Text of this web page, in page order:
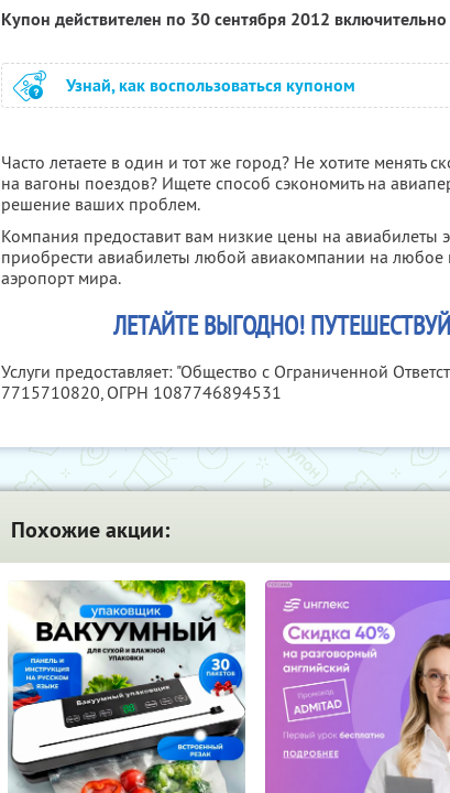
Купон действителен по 30 сентября 2012 включительно
Узнай, как воспользоваться купоном
Часто летаете в один и тот же город? Не хотите менять
на вагоны поездов? Ищете способ сэкономить на
решение ваших проблем.
Компания предоставит вам низкие цены на авиабилеты
приобрести авиабилеты любой авиакомпании на
аэропорт мира.
ЛЕТАЙТЕ ВЫГОДНО!
Услуги предоставляет: "Общество с Ограниченной
7715710820, ОГРН 1087746894531
Похожие акции: